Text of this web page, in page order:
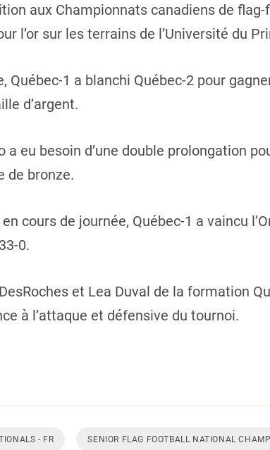
aux Championnats canadiens de
l’or sur les terrains de l’Université du
Québec-1 a blanchi Québec-2 pour
d’argent.
a eu besoin d’une double prolongation
de bronze.
cours de journée, Québec-1 a vaincu
0.
et Lea Duval de la formation
à l’attaque et défensive du tournoi.
- FR SENIOR FLAG FOOTBALL NATIONAL